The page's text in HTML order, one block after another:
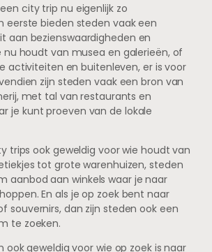
city trip nu eigenlijk zo
eerste bieden steden vaak een
aan bezienswaardigheden en
houdt van musea en galerieën, of
activiteiten en buitenleven, er is voor
zijn steden vaak een bron van
met tal van restaurants en
je kunt proeven van de lokale
trips ook geweldig voor wie houdt van
tot grote warenhuizen, steden
aanbod aan winkels waar je naar
En als je op zoek bent naar
souvernirs, dan zijn steden ook een
te zoeken.
ook geweldig voor wie op zoek is naar